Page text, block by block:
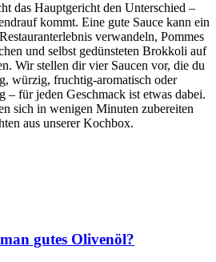
das Hauptgericht den Unterschied –
kommt. Eine gute Sauce kann ein
verwandeln, Pommes
und selbst gedünsteten Brokkoli auf
Wir stellen dir vier Saucen vor, die du
würzig, fruchtig-aromatisch oder
– für jeden Geschmack ist etwas dabei.
sich in wenigen Minuten zubereiten
aus unserer Kochbox.
gutes Olivenöl?